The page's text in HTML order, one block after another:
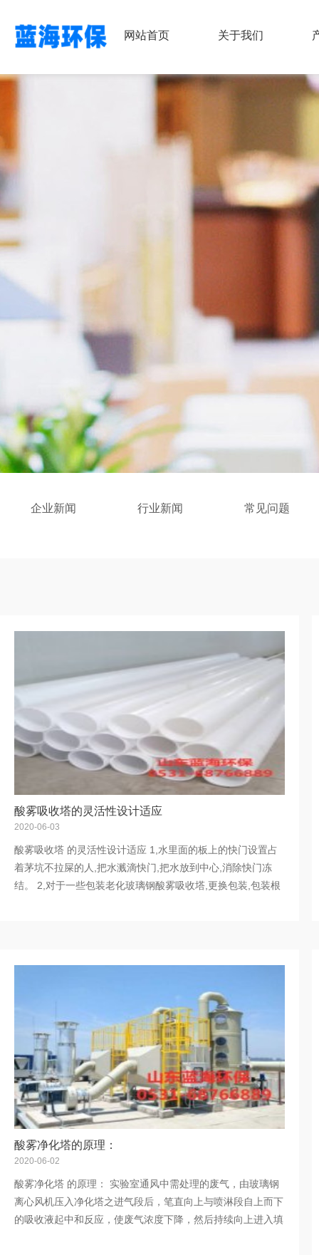
网站首页 关于我们
企业新闻 行业新闻 常见问题
酸雾吸收塔的灵活性设计适应
2020-06-03
酸雾吸收塔 的灵活性设计适应 1,水里面的板上的快门设置占
着茅坑不拉屎的人,把水溅滴快门,把水放到中心,消除快门冻
结。 2,对于一些包装老化玻璃钢酸雾吸收塔,更换包装,包装根
酸雾净化塔的原理：
2020-06-02
酸雾净化塔 的原理： 实验室通风中需处理的废气，由玻璃钢
离心风机压入净化塔之进气段后，笔直向上与喷淋段自上而下
的吸收液起中和反应，使废气浓度下降，然后持续向上进入填